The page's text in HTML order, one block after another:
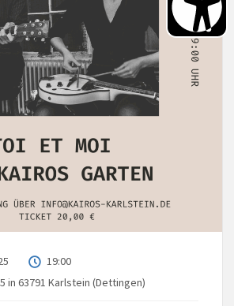
19:00
in 63791 Karlstein (Dettingen)